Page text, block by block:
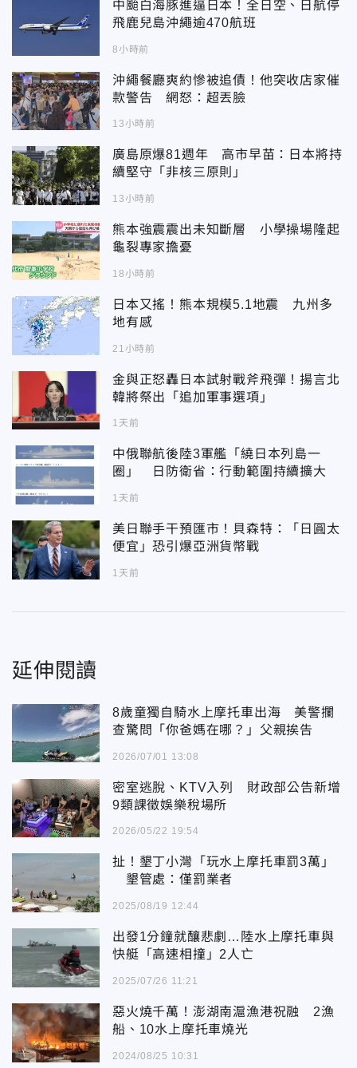
中颱白海豚進逼日本！全日空、日航停
飛鹿兒島沖繩逾470航班
8小時前
沖繩餐廳爽約慘被追債！他突收店家催
款警告 網怒：超丟臉
13小時前
廣島原爆81週年 高市早苗：日本將持
續堅守「非核三原則」
13小時前
熊本強震震出未知斷層 小學操場隆起
龜裂專家擔憂
18小時前
日本又搖！熊本規模5.1地震 九州多
地有感
21小時前
金與正怒轟日本試射戰斧飛彈！揚言北
韓將祭出「追加軍事選項」
1天前
中俄聯航後陸3軍艦「繞日本列島一
圈」 日防衛省：行動範圍持續擴大
1天前
美日聯手干預匯市！貝森特：「日圓太
便宜」恐引爆亞洲貨幣戰
1天前
延伸閱讀
8歲童獨自騎水上摩托車出海 美警攔
查驚問「你爸媽在哪？」父親挨告
2026/07/01 13:08
密室逃脫、KTV入列 財政部公告新增
9類課徵娛樂稅場所
2026/05/22 19:54
扯！墾丁小灣「玩水上摩托車罰3萬」
墾管處：僅罰業者
2025/08/19 12:44
出發1分鐘就釀悲劇…陸水上摩托車與
快艇「高速相撞」2人亡
2025/07/26 11:21
惡火燒千萬！澎湖南滬漁港祝融 2漁
船、10水上摩托車燒光
2024/08/25 10:31